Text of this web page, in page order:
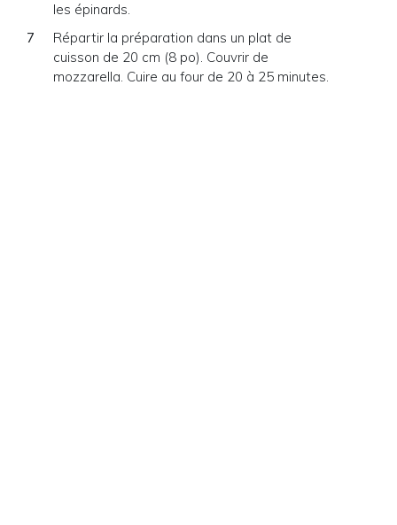
les épinards.
Répartir la préparation dans un plat de
cuisson de 20 cm (8 po). Couvrir de
mozzarella. Cuire au four de 20 à 25 minutes.